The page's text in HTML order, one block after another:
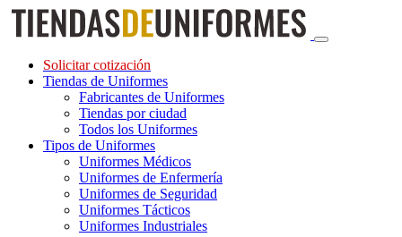
Solicitar cotización
Tiendas de Uniformes
Fabricantes de Uniformes
Tiendas por ciudad
Todos los Uniformes
Tipos de Uniformes
Uniformes Médicos
Uniformes de Enfermería
Uniformes de Seguridad
Uniformes Tácticos
Uniformes Industriales